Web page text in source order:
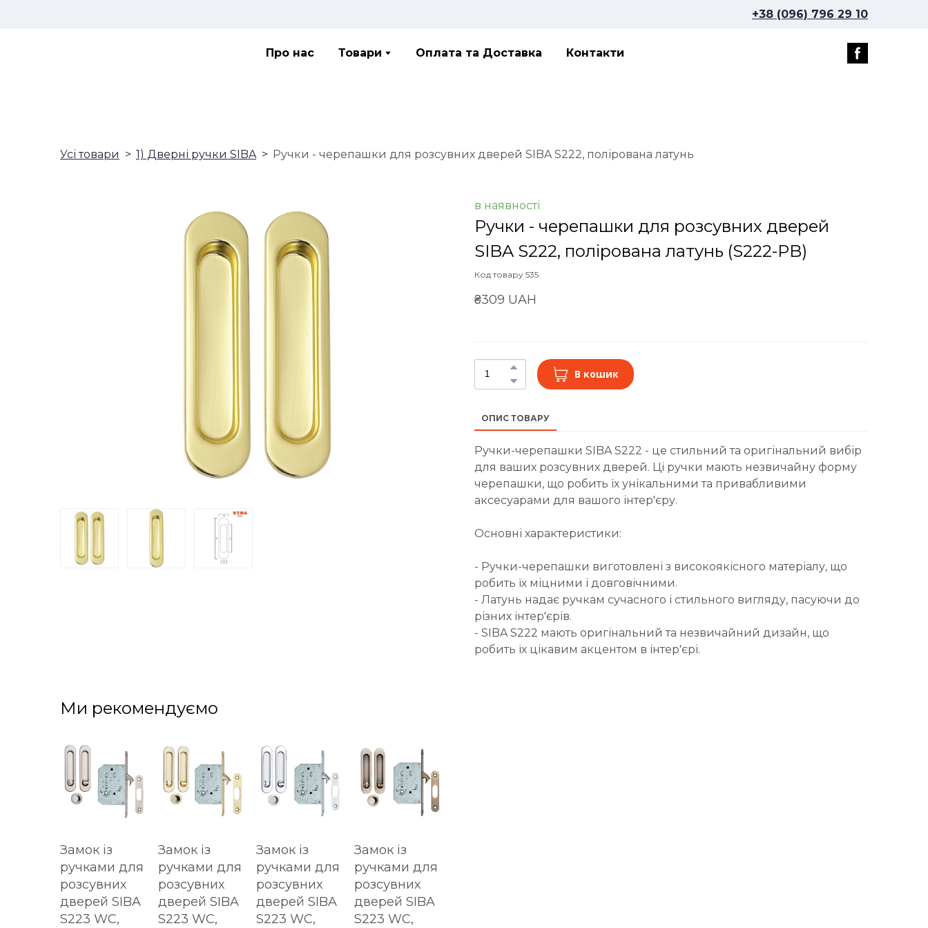
+38 (096) 796 29 10
Про нас Товари Оплата та Доставка Контакти
Усі товари 1) Дверні ручки SIBA Ручки - черепашки для розсувних дверей SIBA S222, полірована латунь
в наявності
Ручки - черепашки для розсувних дверей
SIBA S222, полірована латунь (S222-PB)
Код товару 535
₴309 UAH
В кошик
ОПИС ТОВАРУ
Ручки-черепашки SIBA S222 - це стильний та оригінальний вибір
для ваших розсувних дверей. Ці ручки мають незвичайну форму
черепашки, що робить їх унікальними та привабливими
аксесуарами для вашого інтер'єру.
Основні характеристики:
- Ручки-черепашки виготовлені з високоякісного матеріалу, що
робить їх міцними і довговічними.
- Латунь надає ручкам сучасного і стильного вигляду, пасуючи до
різних інтер'єрів.
- SIBA S222 мають оригінальний та незвичайний дизайн, що
робить їх цікавим акцентом в інтер'єрі.
Ми рекомендуємо
Замок із
ручками для
розсувних
дверей SIBA
S223 WC,
Замок із
ручками для
розсувних
дверей SIBA
S223 WC,
Замок із
ручками для
розсувних
дверей SIBA
S223 WC,
Замок із
ручками для
розсувних
дверей SIBA
S223 WC,